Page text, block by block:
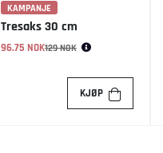
KAMPANJE
Tresaks 30 cm
96.75 NOK
Vanlig pris:129 NOK
KJØP